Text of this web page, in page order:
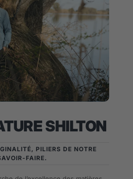
SHILTON
PILIERS DE NOTRE
FAIRE.